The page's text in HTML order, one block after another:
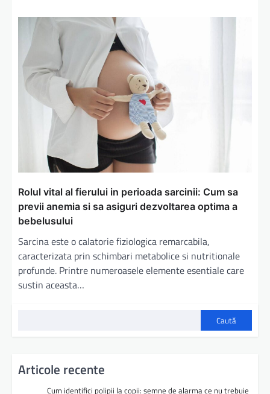
Rolul vital al fierului in perioada sarcinii: Cum sa
previi anemia si sa asiguri dezvoltarea optima a
bebelusului
Sarcina este o calatorie fiziologica remarcabila,
caracterizata prin schimbari metabolice si nutritionale
profunde. Printre numeroasele elemente esentiale care
sustin aceasta…
Caută
Articole recente
Cum identifici polipii la copii: semne de alarma ce nu trebuie